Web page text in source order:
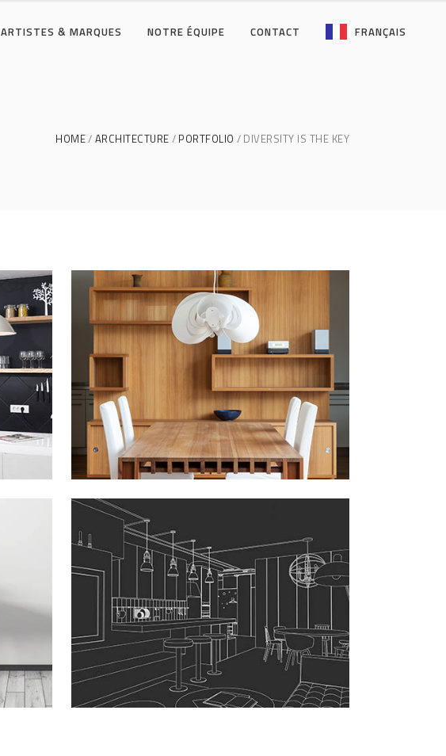
ARTISTES & MARQUES NOTRE ÉQUIPE CONTACT FRANÇAIS
HOME ARCHITECTURE PORTFOLIO DIVERSITY IS THE KEY